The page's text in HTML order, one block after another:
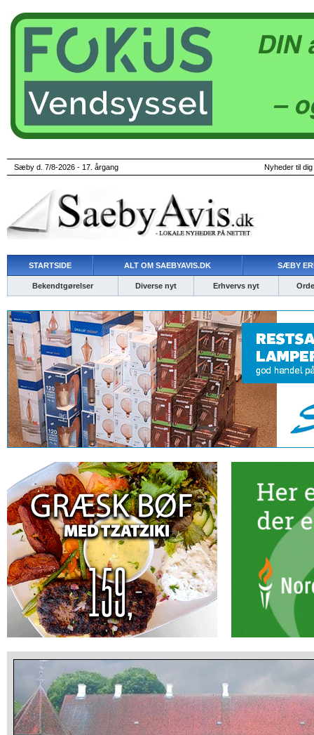
Sæby d. 7/8-2026 - 17. årgang Nyheder til
STARTSIDE ALT OM SAEBYAVIS.DK SÆBY
Bekendtgørelser Diverse nyt Erhvervs nyt